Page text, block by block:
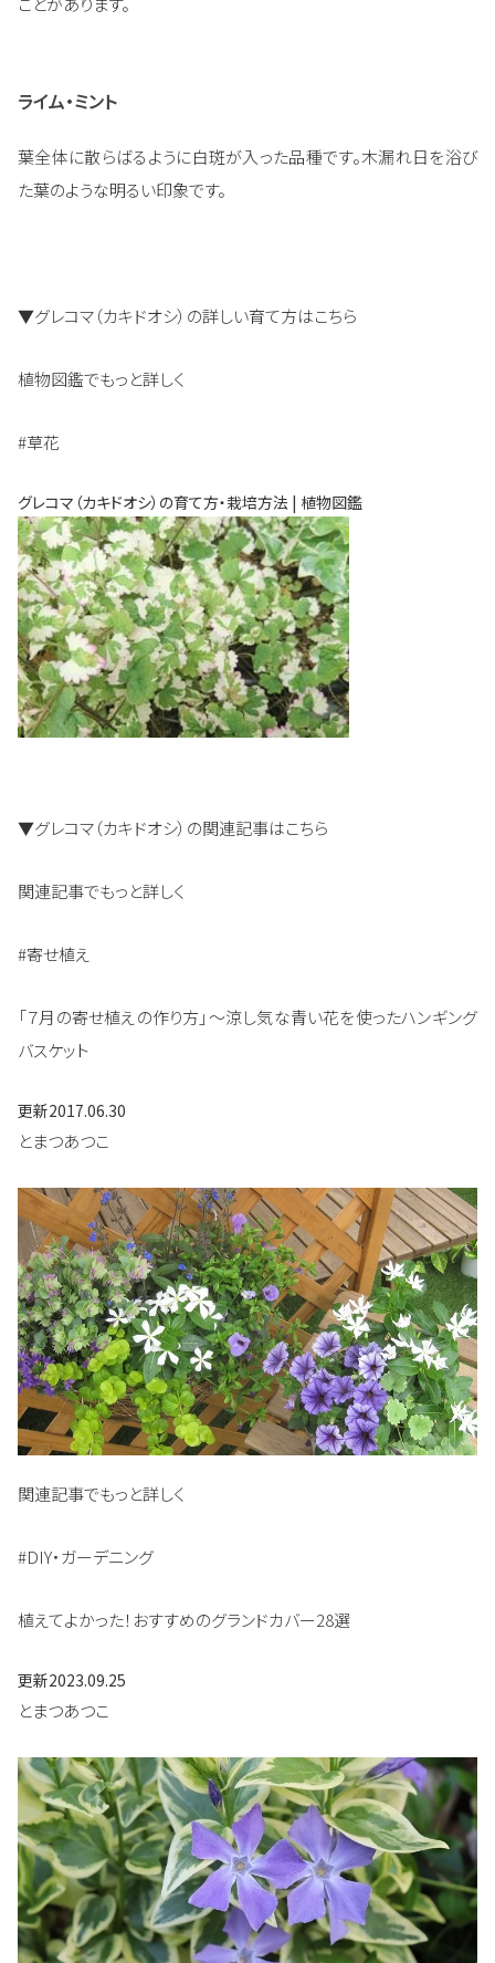
ライム・ミント
葉全体に散らばるように白斑が入った品種です。木漏れ日を浴び
た葉のような明るい印象です。
▼グレコマ（カキドオシ）の詳しい育て方はこちら
植物図鑑でもっと詳しく
#草花
グレコマ（カキドオシ）の育て方・栽培方法 | 植物図鑑
▼グレコマ（カキドオシ）の関連記事はこちら
関連記事でもっと詳しく
#寄せ植え
「７月の寄せ植えの作り方」～涼し気な青い花を使ったハンギング
バスケット
更新2017.06.30
とまつあつこ
関連記事でもっと詳しく
#DIY・ガーデニング
植えてよかった！おすすめのグランドカバー28選
更新2023.09.25
とまつあつこ